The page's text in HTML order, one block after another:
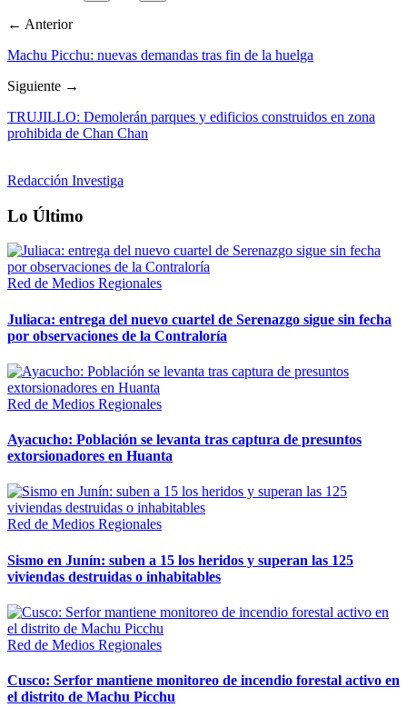
← Anterior
Machu Picchu: nuevas demandas tras fin de la huelga
Siguiente →
TRUJILLO: Demolerán parques y edificios construidos en zona
prohibida de Chan Chan
Redacción Investiga
Lo Último
Red de Medios Regionales
Juliaca: entrega del nuevo cuartel de Serenazgo sigue sin fecha
por observaciones de la Contraloría
Red de Medios Regionales
Ayacucho: Población se levanta tras captura de presuntos
extorsionadores en Huanta
Red de Medios Regionales
Sismo en Junín: suben a 15 los heridos y superan las 125
viviendas destruidas o inhabitables
Red de Medios Regionales
Cusco: Serfor mantiene monitoreo de incendio forestal activo en
el distrito de Machu Picchu